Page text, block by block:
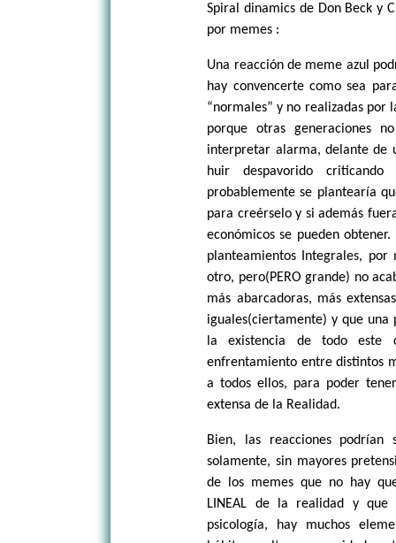
Spiral dinamics de Don Beck y
por memes :
Una reacción de meme azul
hay convencerte como sea
“normales” y no realizadas por
porque otras generaciones
interpretar alarma, delante de
huir despavorido
probablemente se plantearía
para creérselo y si además
económicos se pueden
planteamientos Integrales,
otro, pero(PERO grande) no
más abarcadoras, más
iguales(ciertamente) y que
la existencia de todo
enfrentamiento entre distintos
a todos ellos, para poder
extensa de la Realidad.
Bien, las reacciones
solamente, sin mayores
de los memes que no hay
LINEAL de la realidad y
psicología, hay muchos